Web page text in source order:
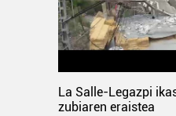
La Salle-Legazpi
zubiaren eraistea